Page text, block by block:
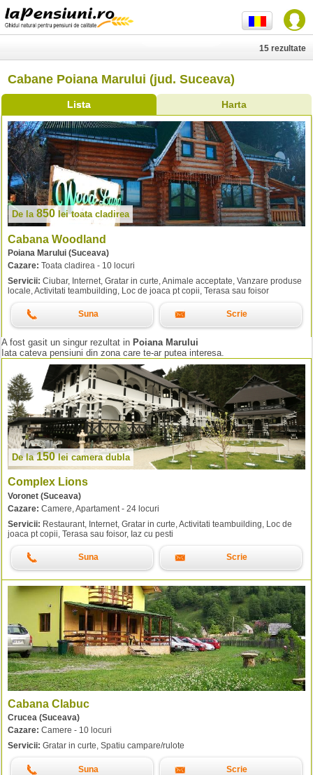
Cabane Poiana Marului (jud. Suceava)
Lista Harta
15 rezultate
De la 850 leitoata cladirea
Cabana Woodland
Poiana Marului (Suceava)
Cazare: Toata cladirea - 10 locuri
Servicii: Ciubar, Internet, Gratar in curte, Animale acceptate, Vanzare produse
locale, Activitati teambuilding, Loc de joaca pt copii, Terasa sau foisor
Suna Scrie
A fost gasit un singur rezultat in Poiana Marului
Iata cateva pensiuni din zona care te-ar putea interesa.
De la150lei camera dubla
Complex Lions
Voronet (Suceava)
Cazare: Camere, Apartament - 24 locuri
Servicii: Restaurant, Internet, Gratar in curte, Activitati teambuilding, Loc de
joaca pt copii, Terasa sau foisor, Iaz cu pesti
Suna Scrie
Cabana Clabuc
Crucea (Suceava)
Cazare: Camere - 10 locuri
Servicii: Gratar in curte, Spatiu campare/rulote
Suna Scrie